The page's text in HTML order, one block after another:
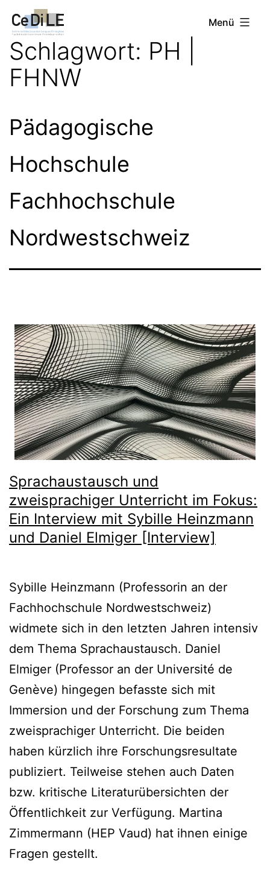
Inhalt
springen
CeDiLE Menü
Schlagwort: PH |
FHNW
Pädagogische
Hochschule
Fachhochschule
Nordwestschweiz
Sprachaustausch und
zweisprachiger Unterricht im Fokus:
Ein Interview mit Sybille Heinzmann
und Daniel Elmiger [Interview]
Sybille Heinzmann (Professorin an der
Fachhochschule Nordwestschweiz)
widmete sich in den letzten Jahren intensiv
dem Thema Sprachaustausch. Daniel
Elmiger (Professor an der Université de
Genève) hingegen befasste sich mit
Immersion und der Forschung zum Thema
zweisprachiger Unterricht. Die beiden
haben kürzlich ihre Forschungsresultate
publiziert. Teilweise stehen auch Daten
bzw. kritische Literaturübersichten der
Öffentlichkeit zur Verfügung. Martina
Zimmermann (HEP Vaud) hat ihnen einige
Fragen gestellt.